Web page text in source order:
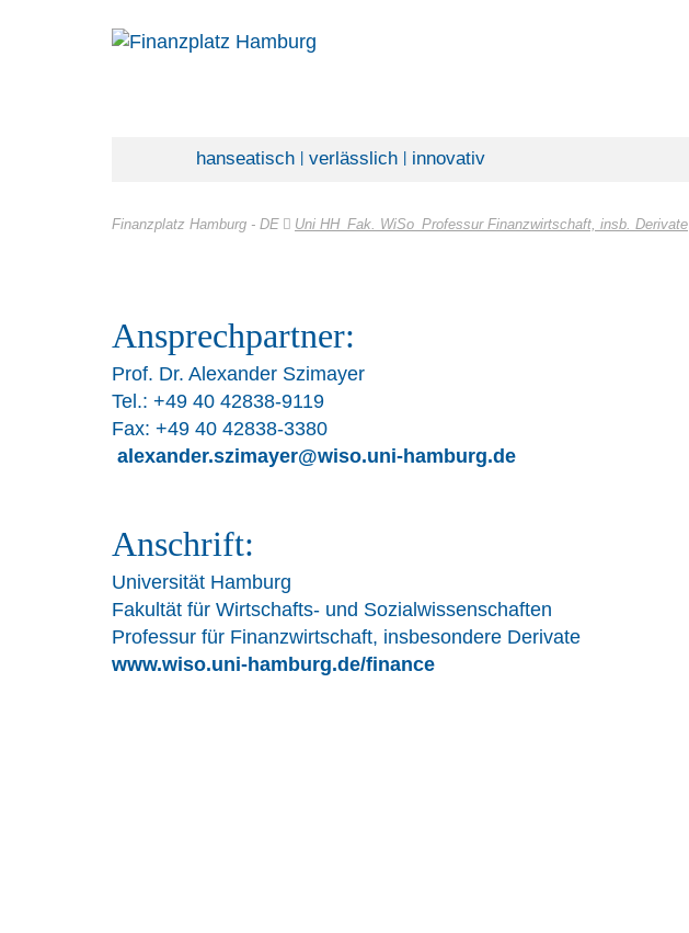
hanseatisch verlässlich innovativ
Finanzplatz Hamburg - DE Uni HH_Fak. WiSo_Professur Finanzwirtschaft, insb. Derivate
Ansprechpartner:
Prof. Dr. Alexander Szimayer
Tel.: +49 40 42838-9119
Fax: +49 40 42838-3380
alexander.szimayer@wiso.uni-hamburg.de
Anschrift:
Universität Hamburg
Fakultät für Wirtschafts- und Sozialwissenschaften
Professur für Finanzwirtschaft, insbesondere Derivate
www.wiso.uni-hamburg.de/finance